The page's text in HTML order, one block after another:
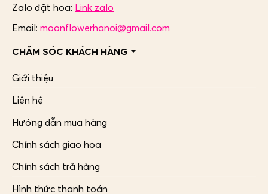
Zalo đặt hoa: Link zalo
Email: moonflowerhanoi@gmail.com
CHĂM SÓC KHÁCH HÀNG
Giới thiệu
Liên hệ
Hướng dẫn mua hàng
Chính sách giao hoa
Chính sách trả hàng
Hình thức thanh toán